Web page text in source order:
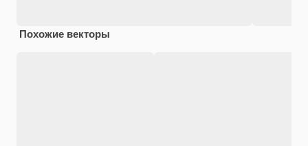
Похожие векторы